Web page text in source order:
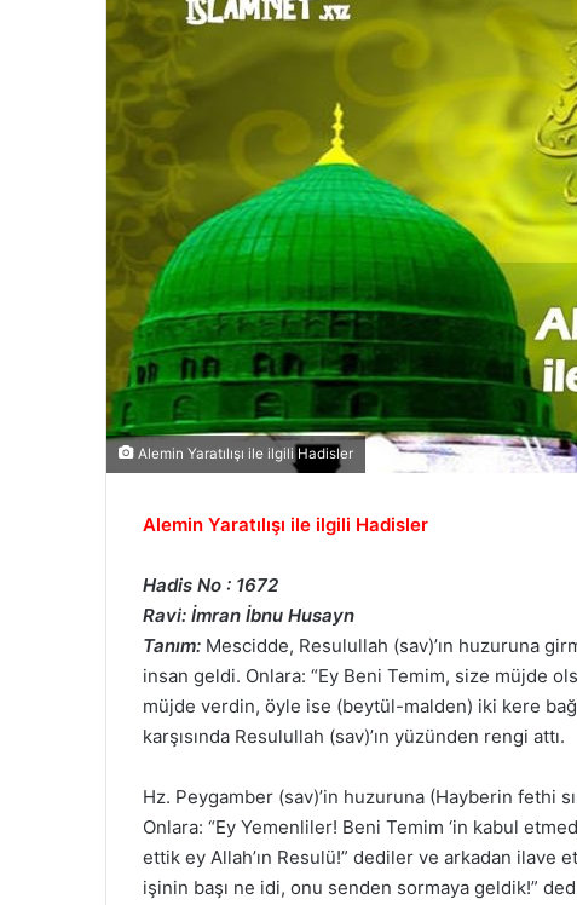
Alemin Yaratılışı ile ilgili Hadisler
Alemin Yaratılışı ile ilgili Hadisler
Hadis No : 1672
Ravi: İmran İbnu Husayn
Tanım: Mescidde, Resulullah (sav)’ın huzuruna
insan geldi. Onlara: “Ey Beni Temim, size müjde
müjde verdin, öyle ise (beytül-malden) iki kere
karşısında Resulullah (sav)’ın yüzünden rengi attı.
Hz. Peygamber (sav)’in huzuruna (Hayberin fethi
Onlara: “Ey Yemenliler! Beni Temim ‘in kabul
ettik ey Allah’ın Resulü!” dediler ve arkadan ilave
işinin başı ne idi, onu senden sormaya geldik!”